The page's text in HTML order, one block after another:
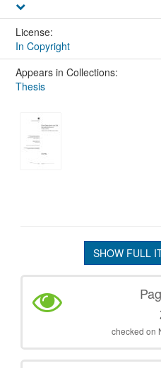
License:
In Copyright
Appears in Collections:
Thesis
SHOW FULL
checked on